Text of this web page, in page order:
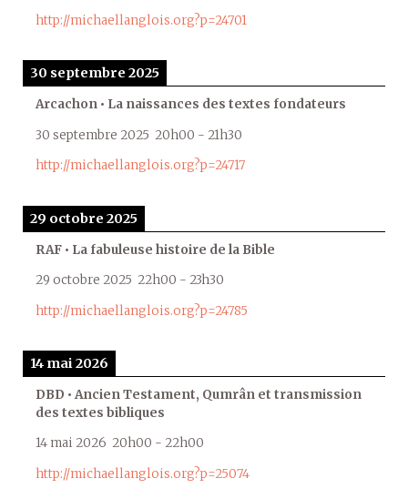
http://michaellanglois.org?p=24701
30 septembre 2025
Arcachon • La naissances des textes fondateurs
30 septembre 2025 20h00 - 21h30
http://michaellanglois.org?p=24717
29 octobre 2025
RAF • La fabuleuse histoire de la Bible
29 octobre 2025 22h00 - 23h30
http://michaellanglois.org?p=24785
14 mai 2026
DBD • Ancien Testament, Qumrân et transmission
des textes bibliques
14 mai 2026 20h00 - 22h00
http://michaellanglois.org?p=25074